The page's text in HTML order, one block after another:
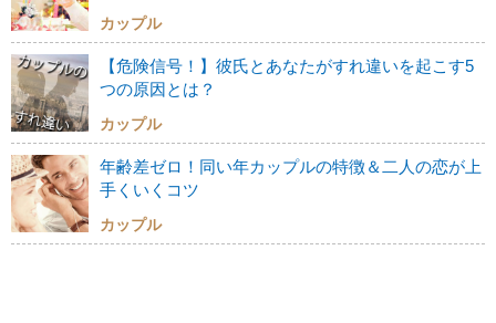
カップル
【危険信号！】彼氏とあなたがすれ違いを起こす5
つの原因とは？
カップル
年齢差ゼロ！同い年カップルの特徴＆二人の恋が上
手くいくコツ
カップル